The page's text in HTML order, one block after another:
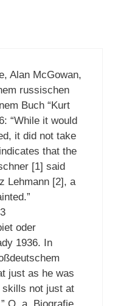
Alan McGowan,
russischen
Buch “Kurt
“While it would
it did not take
that the
[1] said
Lehmann [2], a
oder
1936. In
just as he was
skills not just at